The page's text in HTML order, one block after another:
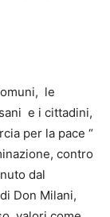
le
e i cittadini,
per la pace “
contro
dal
Don Milani,